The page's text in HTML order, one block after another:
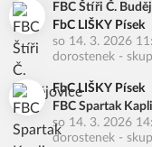
FBC Štíři Č.
FbC LIŠKY Písek
so 14. 3. 2026
dorostenek -
FbC LIŠKY Písek
FBC Spartak
so 14. 3. 2026
dorostenek -